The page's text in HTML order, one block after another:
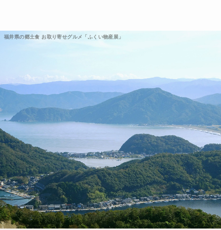
福井県の郷土食 お取り寄せグルメ「ふくい物産展」